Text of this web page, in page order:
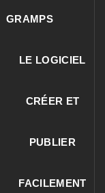
GRAMPS
LE LOGICIEL
CRÉER ET
PUBLIER
FACILEMENT